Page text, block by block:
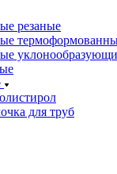
резаные
для труб